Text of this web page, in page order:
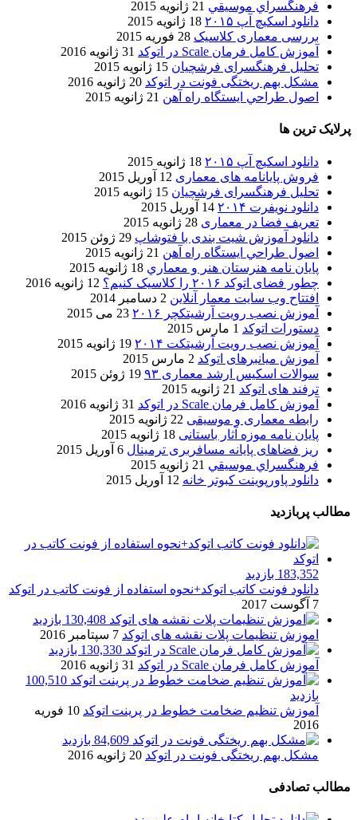
فرهنگسراي موسيقي 21 ژانویه 2015
دانلود اسکیچ آپ ۲۰۱۵
18 ژانویه 2015
بررسی معماری کلاسیک 28 فوریه 2015
آموزش کامل فرمان Scale در اتوکد
31 ژانویه 2016
تحلیل فرهنگسرای فرشچیان 15 ژانویه 2015
مشکل بهم ریختگی فونت در اتوکد 20 ژانویه 2016
اصول طراحي ایستگاه راه آهن 21 ژانویه 2015
پرلایک ترین ها
دانلود اسکیچ آپ ۲۰۱۵
18 ژانویه 2015
فروش پایانامه های معماری 12 آوریل 2015
تحلیل فرهنگسرای فرشچیان 15 ژانویه 2015
دانلود نویفرت ۲۰۱۴
14 آوریل 2015
تعریف فضا در معماری 28 ژانویه 2015
دانلود آموزش شیت بندی با فتوشاپ 29 ژوئن 2015
اصول طراحي ایستگاه راه آهن 21 ژانویه 2015
پایان نامه هنرستان هنر و معماري 18 ژانویه 2015
چطور فضای اتوکد ۲۰۱۶ را کلاسیک کنیم؟
12 ژانویه 2016
افتتاح وب سایت معمار آنلاین 2 دسامبر 2014
آموزش نصب رویت آرشیتکچر ۲۰۱۶
23 می 2015
دستورات اتوکد 1 مارس 2015
آموزش نصب رویت آرشیتکت ۲۰۱۴
19 ژانویه 2015
آموزش میانبرهای اتوکد 2 مارس 2015
سوالات اسکیس ارشد معماری ۹۳
19 ژوئن 2015
ترفند های اتوکد 21 ژانویه 2015
آموزش کامل فرمان Scale در اتوکد
31 ژانویه 2016
رابطه معماری و موسیقی 22 ژانویه 2015
پایان نامه موزه آثار باستانی 18 ژانویه 2015
ریز فضاهای پایانه مسافربری ترمینال 6 آوریل 2015
فرهنگسراي موسيقي 21 ژانویه 2015
دانلود پاورپوینت کبوتر خانه 12 آوریل 2015
مطالب پربازدید
183,352 بازدید
دانلود فونت کاتب اتوکد+نحوه استفاده از فونت کاتب در اتوکد
7 آگوست 2017
130,408 بازدید
اموزش تنظیمات پلات نقشه های اتوکد 7 سپتامبر 2016
130,330 بازدید
آموزش کامل فرمان Scale در اتوکد
31 ژانویه 2016
100,510
بازدید
آموزش تنظیم ضخامت خطوط در پرینت اتوکد
10 فوریه
2016
84,609 بازدید
مشکل بهم ریختگی فونت در اتوکد 20 ژانویه 2016
مطالب تصادفی